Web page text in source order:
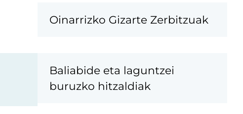
Oinarrizko Gizarte Zerbitzuak
Baliabide eta laguntzei
buruzko hitzaldiak